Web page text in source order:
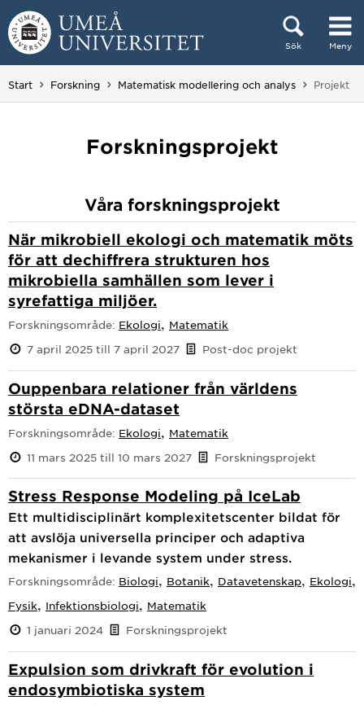
Hoppa direkt till innehållet
Sök Meny
Huvudmenyn dold.
Start Forskning Matematisk modellering och analys Du är här:
Projekt
Forskningsprojekt
Våra forskningsprojekt
När mikrobiell ekologi och matematik möts
för att dechiffrera strukturen hos
mikrobiella samhällen som lever i
syrefattiga miljöer.
Forskningsområde: Ekologi, Matematik
7 april 2025 till 7 april 2027
Post-doc projekt
Ouppenbara relationer från världens
största eDNA-dataset
Forskningsområde: Ekologi, Matematik
11 mars 2025 till 10 mars 2027
Forskningsprojekt
Stress Response Modeling på IceLab
Ett multidisciplinärt komplexitetscenter bildat för
att avslöja universella principer och adaptiva
mekanismer i levande system under stress.
Forskningsområde: Biologi, Botanik, Datavetenskap, Ekologi,
Fysik, Infektionsbiologi, Matematik
1 januari 2024
Forskningsprojekt
Expulsion som drivkraft för evolution i
endosymbiotiska system